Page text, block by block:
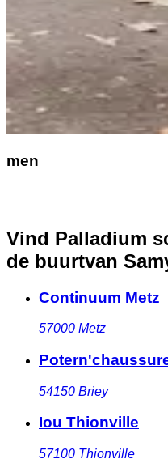
men
Vind Palladium
de buurtvan
Continuum Metz
57000 Metz
54150 Briey
Iou Thionville
57100 Thionville